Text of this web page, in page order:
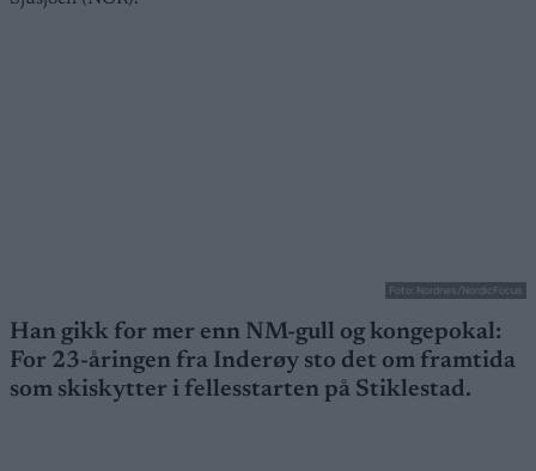
Foto: Nordnes/NordicFocus
Han gikk for mer enn NM-gull og kongepokal:
For 23-åringen fra Inderøy sto det om framtida
som skiskytter i fellesstarten på Stiklestad.